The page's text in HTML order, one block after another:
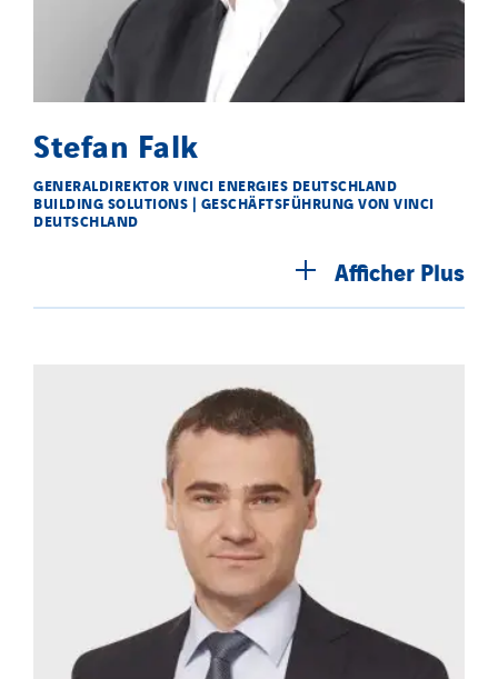
Stefan Falk
GENERALDIREKTOR VINCI ENERGIES DEUTSCHLAND
BUILDING SOLUTIONS | GESCHÄFTSFÜHRUNG VON VINCI
DEUTSCHLAND
AfficherPlus